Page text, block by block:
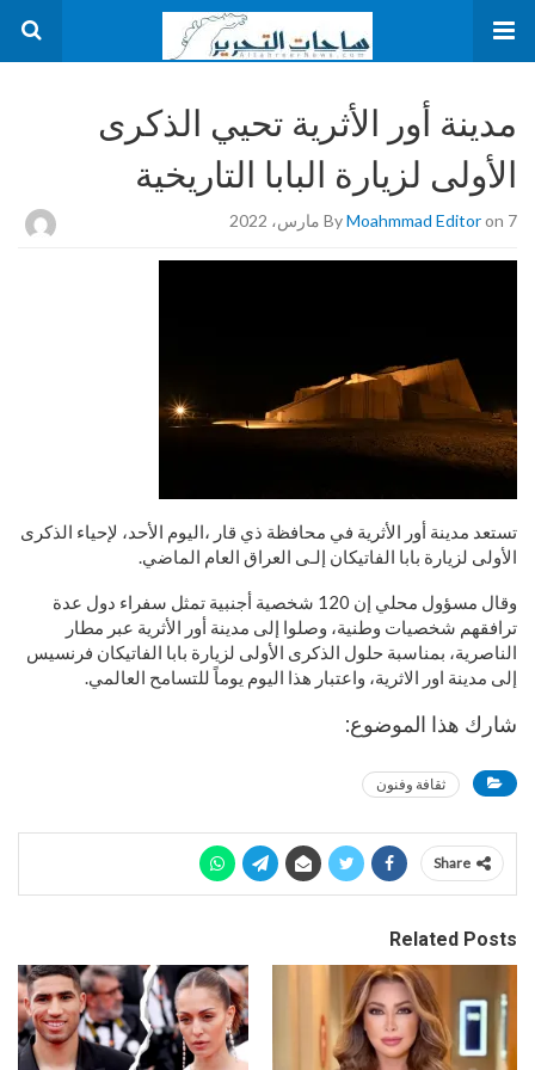
مدينة أور الأثرية تحيي الذكرى
الأولى لزيارة البابا التاريخية
ByMoahmmad Editoron 7 مارس، 2022
تستعد مدينة أور الأثرية في محافظة ذي قار ،اليوم الأحد، لإحياء الذكرى
الأولى لزيارة بابا الفاتيكان إلـى العراق العام الماضي.
وقال مسؤول محلي إن 120 شخصية أجنبية تمثل سفراء دول عدة
ترافقهم شخصيات وطنية، وصلوا إلى مدينة أور الأثرية عبر مطار
الناصرية، بمناسبة حلول الذكرى الأولى لزيارة بابا الفاتيكان فرنسيس
إلى مدينة اور الاثرية، واعتبار هذا اليوم يوماً للتسامح العالمي.
شارك هذا الموضوع:
ثقافة وفنون
Share
Related Posts